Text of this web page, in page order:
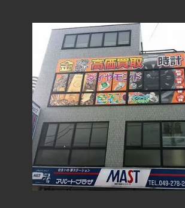
ファーマライ
ズホールディ
ングス(500円)
ヒラキ(2000円)
ヒマラヤ(1,000
円)
バロックジャ
パンリミテッ
ド(2,000円)
ハニーズ(500
円商品引換券)